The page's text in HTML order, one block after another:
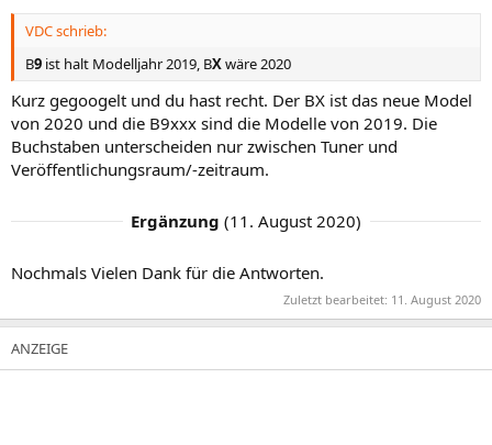
VDC schrieb:
B9 ist halt Modelljahr 2019, BXwäre 2020
Kurz gegoogelt und du hast recht. Der BX ist das neue Model
von 2020 und die B9xxx sind die Modelle von 2019. Die
Buchstaben unterscheiden nur zwischen Tuner und
Veröffentlichungsraum/-zeitraum.
Ergänzung (11. August 2020)
Nochmals Vielen Dank für die Antworten.
Zuletzt bearbeitet: 11. August 2020